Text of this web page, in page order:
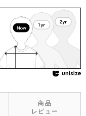
商品
レビュー